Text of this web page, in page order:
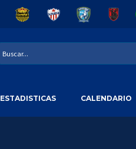
ESTADISTICAS CALENDARIO